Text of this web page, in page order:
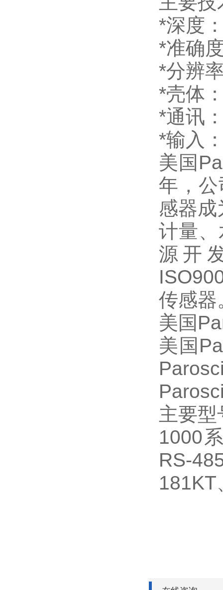
*深度
*准确
*分辨
*壳体
*通讯
*输入
美国
年，
感器成
计量
源开
传感器
美国
美国
主要型
1000
RS-
181KT